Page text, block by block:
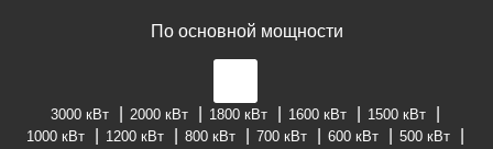
По основной мощности
3000 кВт 2000 кВт 1800 кВт 1600 кВт
1500 кВт
1000 кВт
1200 кВт 800 кВт 700 кВт 600 кВт
500 кВт